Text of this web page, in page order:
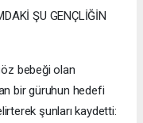
ŞU GENÇLİĞİN
bebeği olan
bir güruhun hedefi
şunları kaydetti: